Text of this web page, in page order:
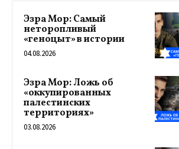
Эзра Мор: Самый
неторопливый
«геноцыт» в истории
04.08.2026
Эзра Мор: Ложь об
«оккупированных
палестинских
территориях»
03.08.2026